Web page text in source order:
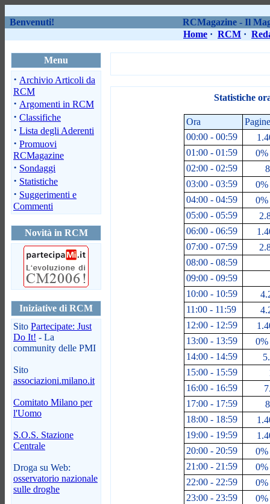
Benvenuti!
RCMagazine - Il
Home · RCM ·
Menu
· Archivio Articoli da
RCM
· Argomenti in RCM
· Classifiche
· Lista degli Aderenti
· Promuovi
RCMagazine
· Sondaggi
· Statistiche
· Suggerimenti e
Commenti
Novità in RCM
Iniziative di RCM
Sito Partecipate: Just
Do It! - La
community delle PMI
Sito
associazioni.milano.it
Comitato Milano per
l'Uomo
S.O.S. Stazione
Centrale
Droga su Web:
osservatorio nazionale
sulle droghe
Statistiche
Ora
00:00 - 00:59
01:00 - 01:59
02:00 - 02:59
03:00 - 03:59
04:00 - 04:59
05:00 - 05:59
06:00 - 06:59
07:00 - 07:59
08:00 - 08:59
09:00 - 09:59
10:00 - 10:59
11:00 - 11:59
12:00 - 12:59
13:00 - 13:59
14:00 - 14:59
15:00 - 15:59
16:00 - 16:59
17:00 - 17:59
18:00 - 18:59
19:00 - 19:59
20:00 - 20:59
21:00 - 21:59
22:00 - 22:59
23:00 - 23:59